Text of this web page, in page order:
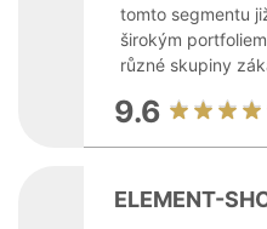
tomto segmentu
širokým
různé skupiny
9.6
ELEMENT-